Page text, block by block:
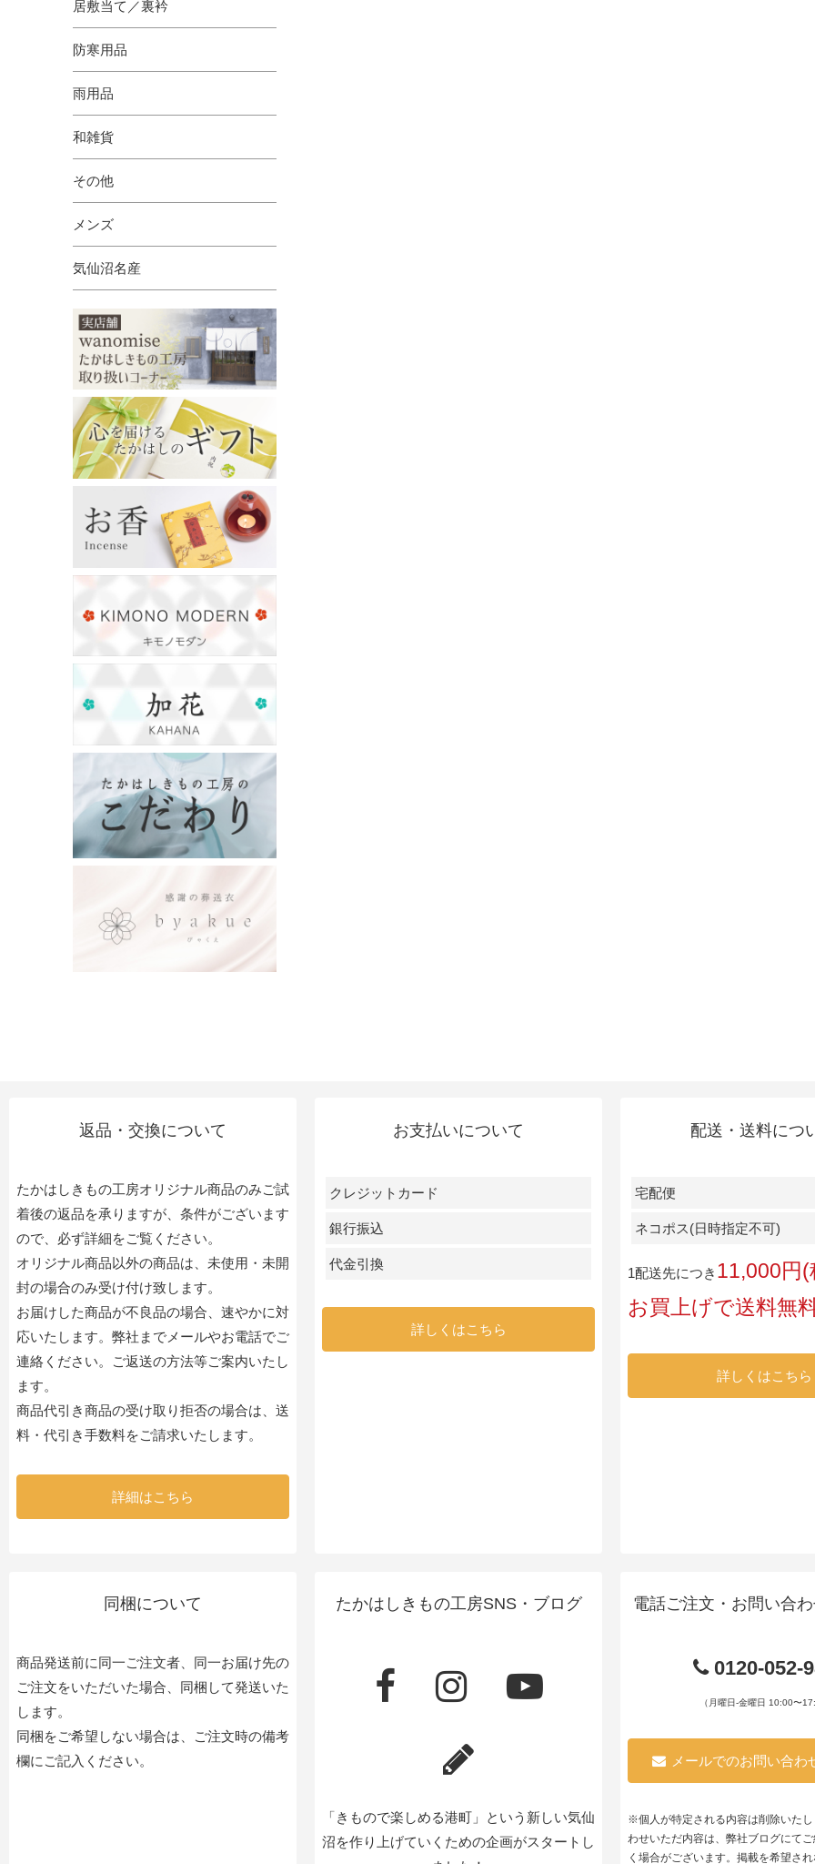
居敷当て／裏衿
防寒用品
雨用品
和雑貨
その他
メンズ
気仙沼名産
返品・交換について
たかはしきもの工房オリジナル商品のみご試
着後の返品を承りますが、条件がございます
ので、必ず詳細をご覧ください。
オリジナル商品以外の商品は、未使用・未開
封の場合のみ受け付け致します。
お届けした商品が不良品の場合、速やかに対
応いたします。弊社までメールやお電話でご
連絡ください。ご返送の方法等ご案内いたし
ます。
商品代引き商品の受け取り拒否の場合は、送
料・代引き手数料をご請求いたします。
詳細はこちら
お支払いについて
クレジットカード
銀行振込
代金引換
詳しくはこちら
配送・送料につ
宅配便
ネコポス(日時指定不可)
1配送先につき 11,000円
お買上げで送料無
詳しくはこちら
同梱について
商品発送前に同一ご注文者、同一お届け先の
ご注文をいただいた場合、同梱して発送いた
します。
同梱をご希望しない場合は、ご注文時の備考
欄にご記入ください。
たかはしきもの工房SNS・ブログ
「きもので楽しめる港町」という新しい気仙
沼を作り上げていくための企画がスタートし
電話ご注文・お問い合
0120-052-
（月曜日-金曜日 10:00〜
メールでのお問い合わ
※個人が特定される内容は削除いた
わせいただ内容は、弊社ブログにて
く場合がございます。掲載を希望さ